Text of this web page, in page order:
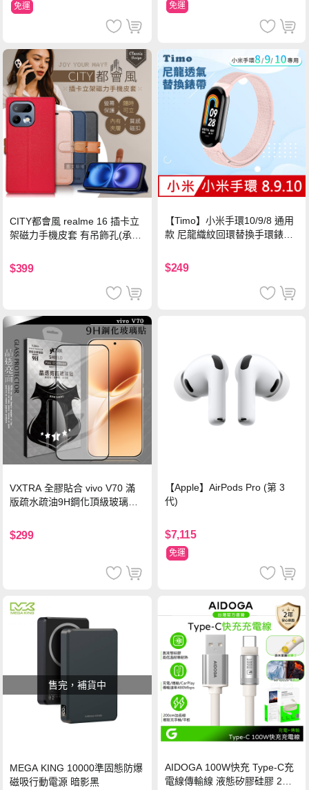
免運 免運
CITY都會風 realme 16 插卡立
架磁力手機皮套 有吊飾孔(承諾
$399
【Timo】小米手環10/9/8 通用
款 尼龍織紋回環替換手環錶帶-
$249
VXTRA 全膠貼合 vivo V70 滿
版疏水疏油9H鋼化頂級玻璃貼
$299
【Apple】AirPods Pro (第 3
代)
$7,115
免運
售完，補貨中
MEGA KING 10000準固態防爆
磁吸行動電源 暗影黑
AIDOGA 100W快充 Type-C充
電線傳輸線 液態矽膠硅膠 2M